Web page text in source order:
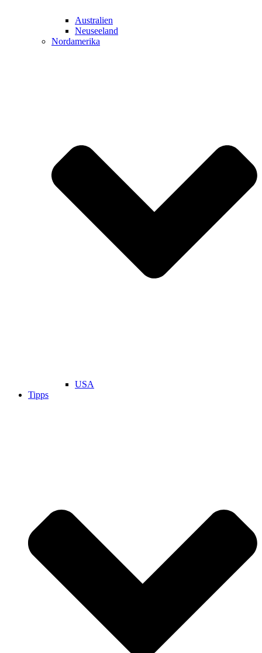
Australien
Neuseeland
Nordamerika
USA
Tipps